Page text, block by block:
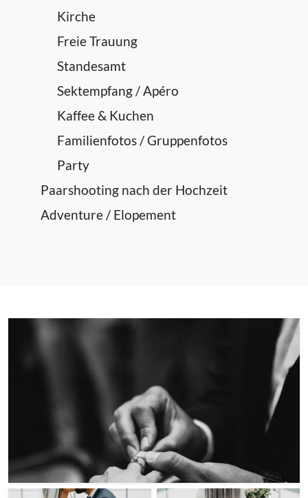
Kirche
Freie Trauung
Standesamt
Sektempfang / Apéro
Kaffee & Kuchen
Familienfotos / Gruppenfotos
Party
Paarshooting nach der Hochzeit
Adventure / Elopement